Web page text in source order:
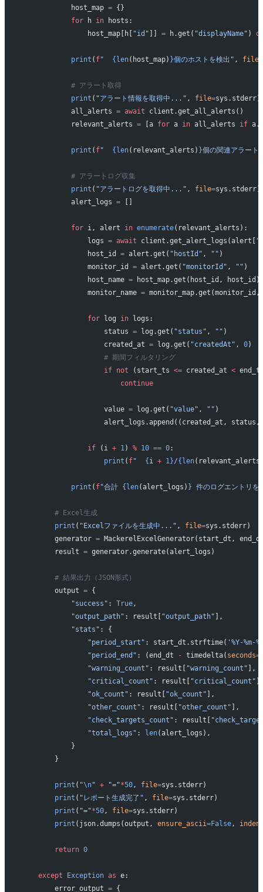
            host_map
= {}
            for
h in hosts:
                host_map[h[
"id" = h.get( "displayName" )
            print
( f" {len(host_map) }個のホストを検出" , file
            # アラート取得
            print
( "アラート情報を取得中..." , file=sys.stderr)
            all_alerts
= await client.get_all_alerts()
            relevant_alerts
= [a for a in all_alerts if
            print
( f" {len(relevant_alerts) }個の関連アラート
            # アラートログ収集
            print
( "アラートログを取得中..." , file=sys.stderr)
            alert_logs
= []
            for
i, alert in enumerate(relevant_alerts):
                logs
= await client.get_alert_logs(alert[
                host_id
= alert.get( "hostId" , "" )
                monitor_id
= alert.get( "monitorId" , "" )
                host_name
= host_map.get(host_id, host_id)
                monitor_name
=
                for
log in logs:
                    status
= log.get( "status" , "" )
                    created_at
= log.get( "createdAt" , 0)
                    # 期間フィルタリング
                    if
not (start_ts <= created_at <
                        continue
                    value
= log.get( "value" , "" )
alert_logs.append((created_at,
                if
(i + 1) % 10 == 0:
                    print
( f" { i + 1}/{len
            print
( f"合計 {len(alert_logs) } 件のログエントリを
        # Excel生成
        print
( "Excelファイルを生成中..." , file=sys.stderr)
        generator
= MackerelExcelGenerator(start_dt,
        result
= generator.generate(alert_logs)
        # 結果出力（JSON形式）
        output
= {
            "success"
: True,
            "output_path"
: result[ "output_path" ],
            "stats"
: {
                "period_start"
: start_dt.strftime( '%Y-%m-
                "period_end"
: (end_dt - timedelta( seconds=
                "warning_count"
: result[ "warning_count" ],
                "critical_count"
: result[ "critical_count"
                "ok_count"
: result[ "ok_count" ],
                "other_count"
: result[ "other_count" ],
                "check_targets_count"
: result[
                "total_logs"
: len(alert_logs),
            }
        }
        print
( "\n" + "="*50, file=sys.stderr)
        print
( "レポート生成完了" , file=sys.stderr)
        print
( "="*50, file=sys.stderr)
        print
(json.dumps(output, ensure_ascii=False,
        return
0
    except
Exception as e:
        error_output
= {